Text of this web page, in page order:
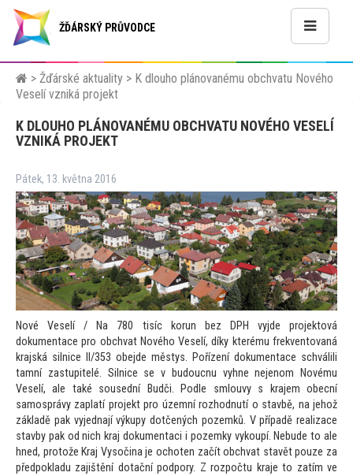
ŽĎÁRSKÝ PRŮVODCE
> Žďárské aktuality > K dlouho plánovanému obchvatu Nového
Veselí vzniká projekt
K DLOUHO PLÁNOVANÉMU OBCHVATU NOVÉHO VESELÍ
VZNIKÁ PROJEKT
Pátek, 13. května 2016
Nové Veselí / Na 780 tisíc korun bez DPH vyjde projektová
dokumentace pro obchvat Nového Veselí, díky kterému frekventovaná
krajská silnice II/353 obejde městys. Pořízení dokumentace schválili
tamní zastupitelé. Silnice se v budoucnu vyhne nejenom Novému
Veselí, ale také sousední Budči. Podle smlouvy s krajem obecní
samosprávy zaplatí projekt pro územní rozhodnutí o stavbě, na jehož
základě pak vyjednají výkupy dotčených pozemků. V případě realizace
stavby pak od nich kraj dokumentaci i pozemky vykoupí. Nebudeto ale
hned, protože Kraj Vysočina je ochoten začít obchvat stavět pouze za
předpokladu zajištění dotační podpory. Z rozpočtu krajeto zatím ve